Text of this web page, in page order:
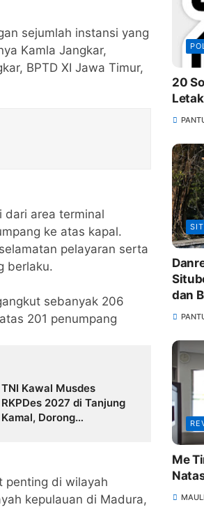
sejumlah instansi yang
Kamla Jangkar,
BPTD XI Jawa Timur,
dari area terminal
ke atas kapal.
pelayaran serta
berlaku.
sebanyak 206
201 penumpang
TNI Kawal Musdes
RKPDes 2027 di Tanjung
Kamal, Dorong
penting di wilayah
kepulauan di Madura,
20
dan
Me